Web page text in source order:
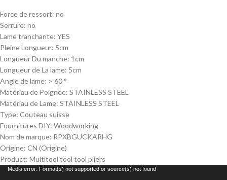
Force de ressort: no
Serrure: no
Lame tranchante: YES
Pleine Longueur: 5cm
Longueur Du manche: 1cm
Longueur de La lame: 5cm
Angle de lame: > 60 °
Matériau de Poignée: STAINLESS STEEL
Matériau de Lame: STAINLESS STEEL
Type: Couteau suisse
Fournitures DIY: Woodworking
Nom de marque: RPXBGUCKARHG
Origine: CN (Origine)
Product: Multitool tool tool pliers
Lecteur
Media error: Format(s) not supported or source(s) not found